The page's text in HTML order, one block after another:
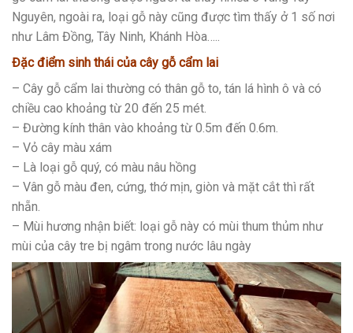
Nguyên, ngoài ra, loại gỗ này cũng được tìm thấy ở 1 số nơi
như Lâm Đồng, Tây Ninh, Khánh Hòa…..
Đặc điểm sinh thái của cây gỗ cẩm lai
– Cây gỗ cẩm lai thường có thân gỗ to, tán lá hình ô và có
chiều cao khoảng từ 20 đến 25 mét.
– Đường kính thân vào khoảng từ 0.5m đến 0.6m.
– Vỏ cây màu xám
– Là loại gỗ quý, có màu nâu hồng
– Vân gỗ màu đen, cứng, thớ mịn, giòn và mặt cắt thì rất
nhẵn.
– Mùi hương nhận biết: loại gỗ này có mùi thum thủm như
mùi của cây tre bị ngâm trong nước lâu ngày